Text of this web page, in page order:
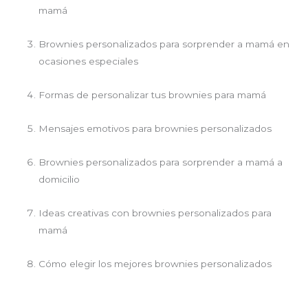
mamá
Brownies personalizados para sorprender a mamá en
ocasiones especiales
Formas de personalizar tus brownies para mamá
Mensajes emotivos para brownies personalizados
Brownies personalizados para sorprender a mamá a
domicilio
Ideas creativas con brownies personalizados para
mamá
Cómo elegir los mejores brownies personalizados